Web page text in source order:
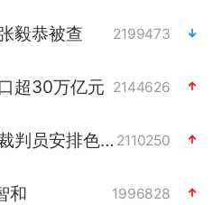
毅恭被查 2199473
超30万亿元 2144626
曝韩国足协为外籍裁判员安排色情招待 2110250
和 1996828